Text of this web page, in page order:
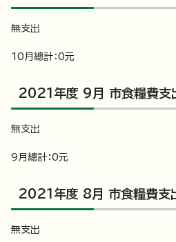
無支出
10月總計：0元
2021年度 9月 市食糧費支
無支出
9月總計：0元
2021年度 8月 市食糧費支
無支出